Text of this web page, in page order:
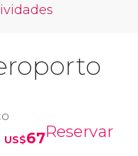
US$67Reservar